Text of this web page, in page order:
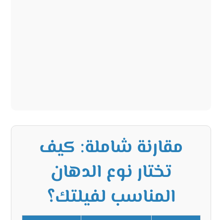
مقارنة شاملة: كيف
تختار نوع الدهان
المناسب لفيلتك؟